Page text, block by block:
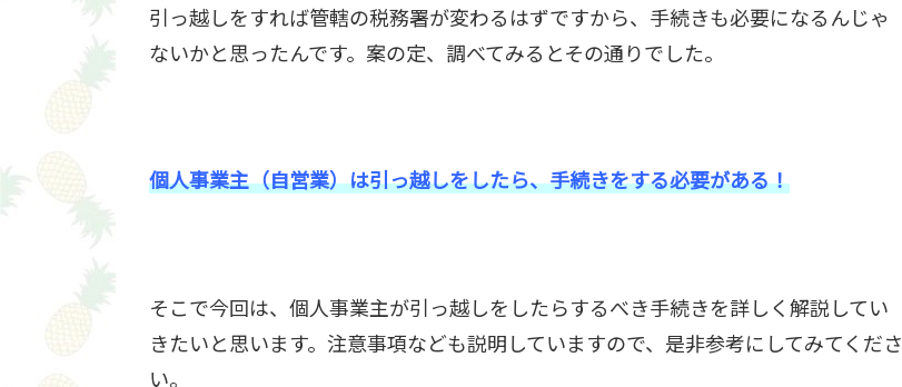
引っ越しをすれば管轄の税務署が変わるはずですから、手続きも必要になるんじゃ
ないかと思ったんです。案の定、調べてみるとその通りでした。
個人事業主（自営業）は引っ越しをしたら、手続きをする必要がある！
そこで今回は、個人事業主が引っ越しをしたらするべき手続きを詳しく解説してい
きたいと思います。注意事項なども説明していますので、是非参考にしてみてくださ
い。